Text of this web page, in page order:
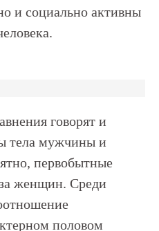
и социально активны
говорят и
тела мужчины и
первобытные
женщин. Среди
половом